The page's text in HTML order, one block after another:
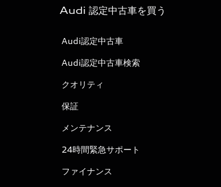
Audi 認定中古車を買う
Audi認定中古車
Audi認定中古車検索
クオリティ
保証
メンテナンス
24時間緊急サポート
ファイナンス